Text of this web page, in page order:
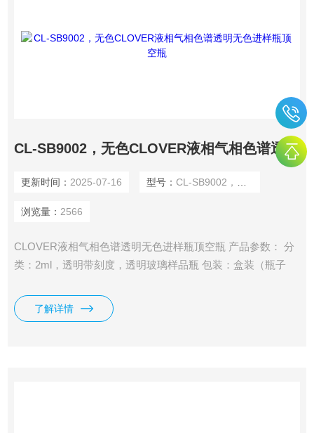
CL-SB9002，无色CLOVER液相气相色谱透明无色进样瓶顶空瓶
更新时间： 2025-07-16 型号： CL-SB9002，无色
浏览量： 2566
CLOVER液相气相色谱透明无色进样瓶顶空瓶 产品参数： 分
类：2ml，透明带刻度，透明玻璃样品瓶 包装：盒装（瓶子
耐酸、耐碱、耐温、抗粘
了解详情